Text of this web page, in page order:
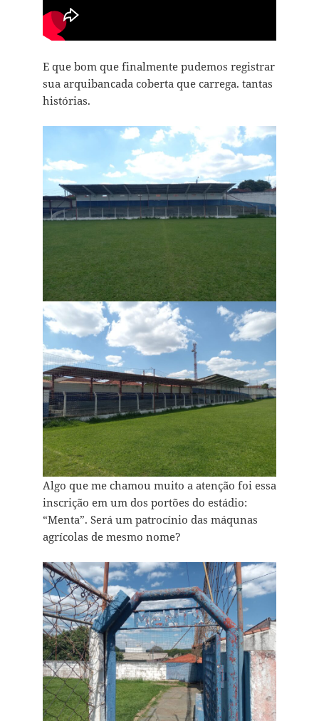
E que bom que finalmente pudemos registrar
sua arquibancada coberta que carrega. tantas
histórias.
Algo que me chamou muito a atenção foi essa
inscrição em um dos portões do estádio:
“Menta”. Será um patrocínio das máqunas
agrícolas de mesmo nome?